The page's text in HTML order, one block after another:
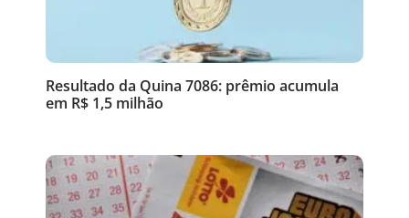
Resultado da Quina 7086: prêmio acumula
em R$ 1,5 milhão